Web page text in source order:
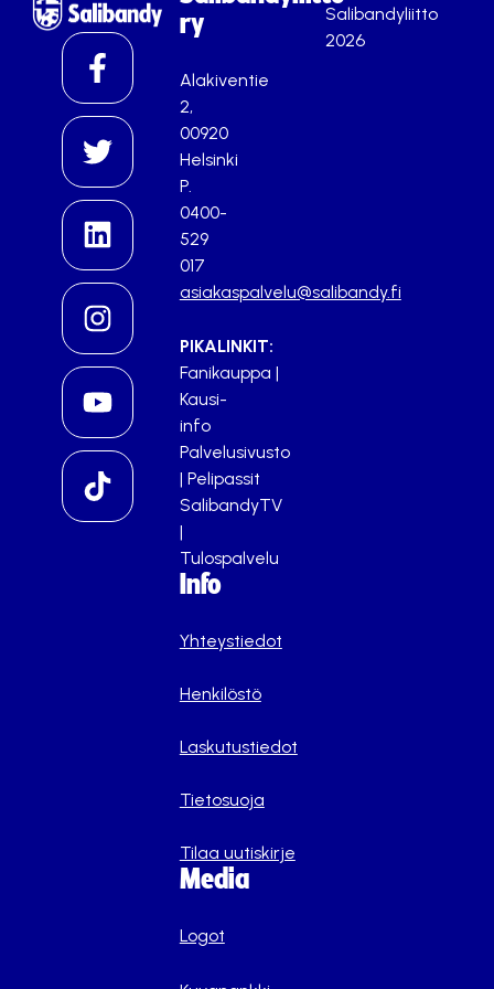
ry
Alakiventie
2,
00920
Helsinki
P.
0400-
529
017
asiakaspalvelu@salibandy.fi
PIKALINKIT:
Fanikauppa |
Kausi-
info
Palvelusivusto
| Pelipassit
SalibandyTV
|
Tulospalvelu
Info
Yhteystiedot
Henkilöstö
Laskutustiedot
Tietosuoja
Tilaa uutiskirje
Media
Logot
Salibandyliitto
2026